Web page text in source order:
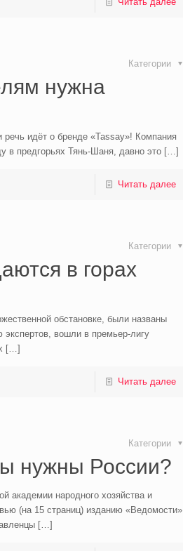
Категории
нужна
идёт о бренде «Tassay»! Компания
в предгорьях Тянь-Шаня, давно это[…]
Читать далее
Категории
в горах
обстановке, были названы
вошли в премьер-лигу
[…]
Читать далее
Категории
нужны России?
академии народного хозяйства и
(на 15 страниц) изданию «Ведомости»,
[…]